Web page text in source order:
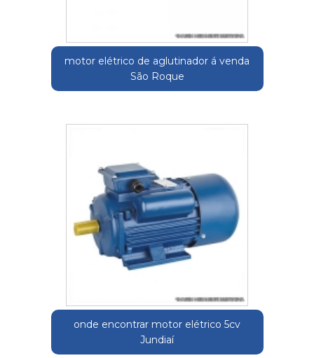
motor elétrico de aglutinador á venda
São Roque
onde encontrar motor elétrico 5cv
Jundiaí